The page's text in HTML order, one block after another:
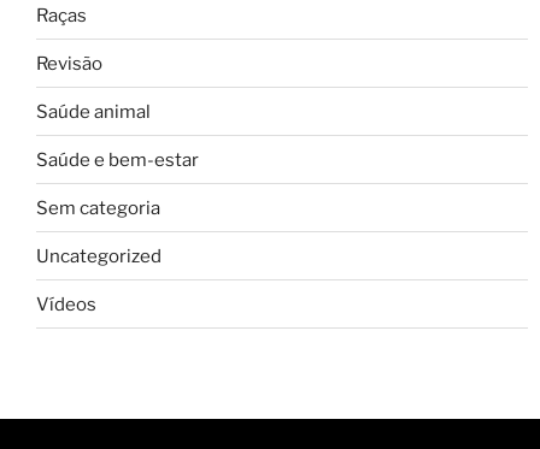
Raças
Revisão
Saúde animal
Saúde e bem-estar
Sem categoria
Uncategorized
Vídeos